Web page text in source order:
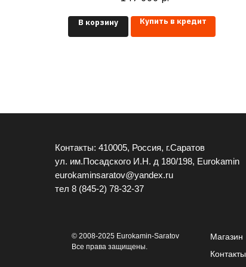
В корзину Купить в кредит
Контакты: 410005, Россия, г.Саратов
ул. им.Посадского И.Н. д 180/198, Eurokamin
eurokaminsaratov@yandex.ru
тел 8 (845-2) 78-32-37
Магазин
© 2008-2025 Eurokamin-Saratov
Все права защищены.
Контакты